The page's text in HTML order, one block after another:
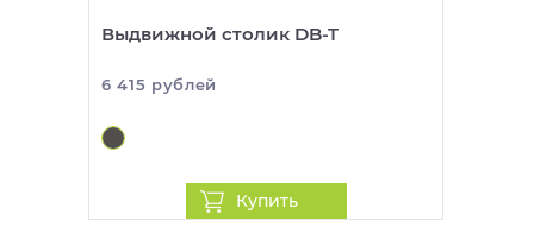
Выдвижной столик DB-T
6 415 рублей
Купить